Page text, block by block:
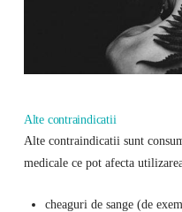
Alte contraindicatii
Alte contraindicatii sunt
medicale ce pot afecta
cheaguri de sange (de